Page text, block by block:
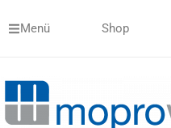
InhaltMenü Shop